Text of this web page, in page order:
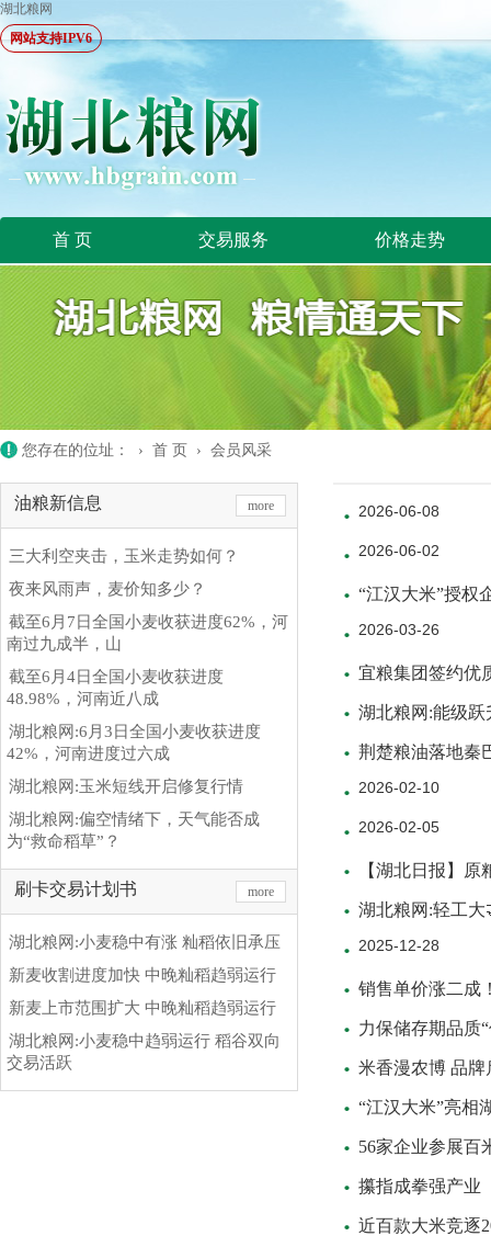
湖北粮网
网站支持IPV6
首 页 交易服务 价格走势
您存在的位址： › 首 页 › 会员风采
油粮新信息 more
三大利空夹击，玉米走势如何？
夜来风雨声，麦价知多少？
截至6月7日全国小麦收获进度62%，河
南过九成半，山
截至6月4日全国小麦收获进度
48.98%，河南近八成
湖北粮网:6月3日全国小麦收获进度
42%，河南进度过六成
湖北粮网:玉米短线开启修复行情
湖北粮网:偏空情绪下，天气能否成
为“救命稻草”？
刷卡交易计划书 more
湖北粮网:小麦稳中有涨 籼稻依旧承压
新麦收割进度加快 中晚籼稻趋弱运行
新麦上市范围扩大 中晚籼稻趋弱运行
湖北粮网:小麦稳中趋弱运行 稻谷双向
交易活跃
2026-06-08
2026-06-02
“江汉大米”授权
2026-03-26
宜粮集团签约优
湖北粮网:能级跃
荆楚粮油落地秦
2026-02-10
2026-02-05
【湖北日报】
湖北粮网:轻工大
2025-12-28
销售单价涨二成
力保储存期品质
米香漫农博 品
“江汉大米”亮相
56家企业参展百
攥指成拳强产
近百款大米竞逐